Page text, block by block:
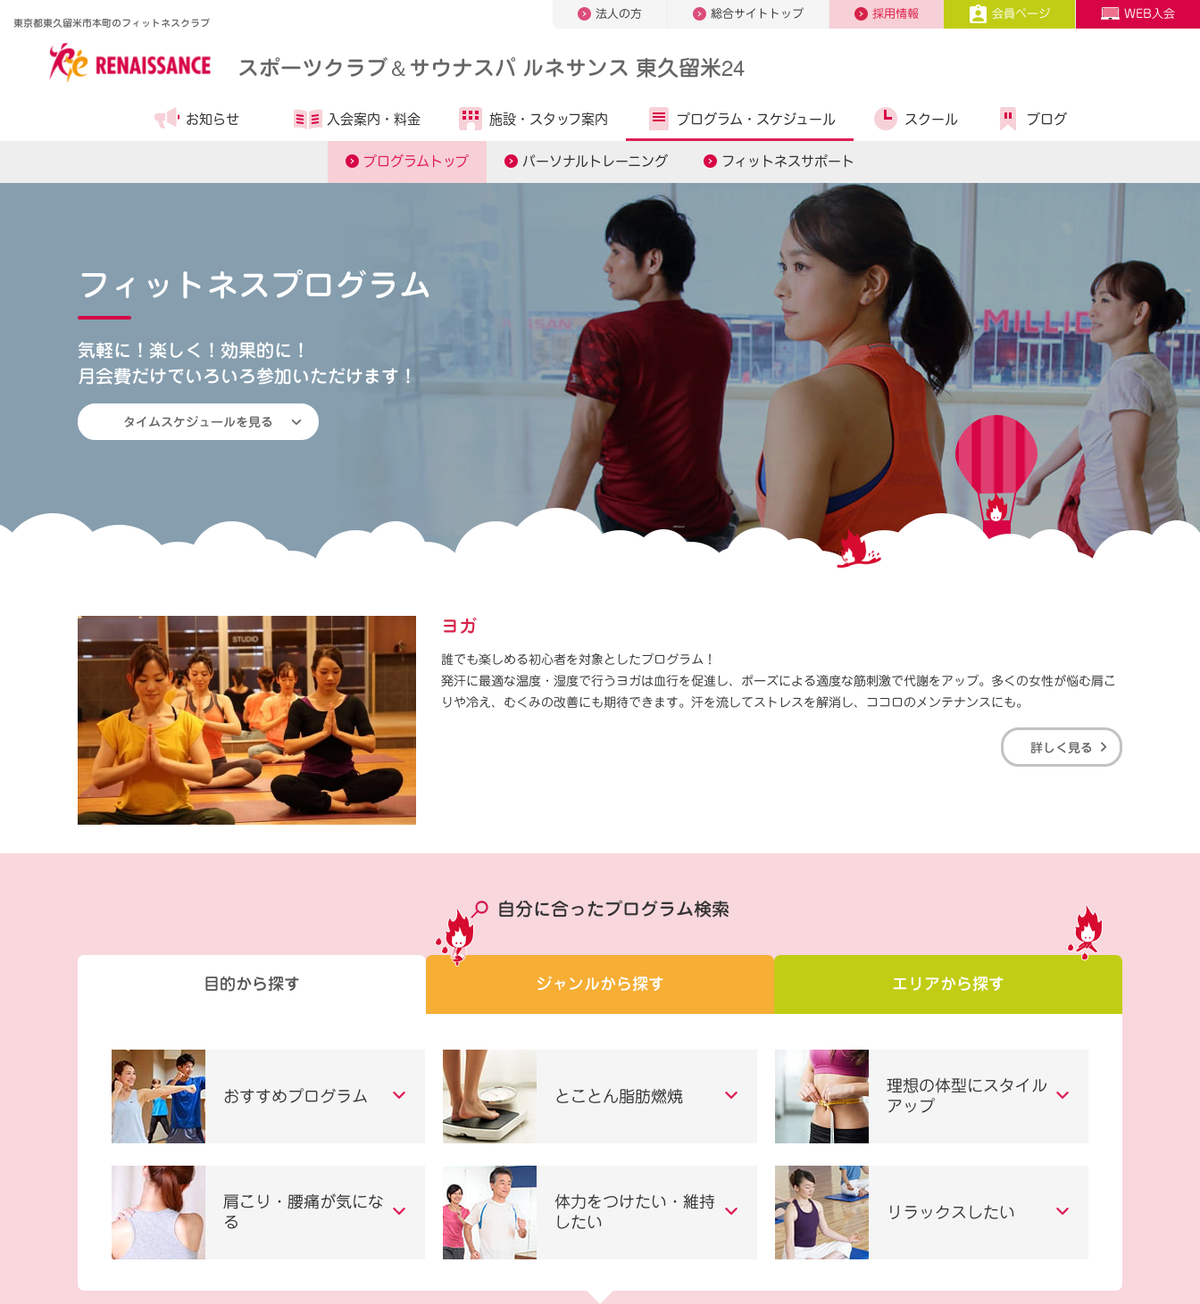
東京都東久留米市本町のフィットネスクラブ
法人の方 総合サイトトップ 採用情報 会員ページ WEB入会
スポーツクラブ＆サウナスパ ルネサンス 東久留米24
お知らせ 入会案内・ 料金 施設・ スタッフ案内 プログラム・ スケジュール
プログラムトップ パーソナルトレーニング フィットネスサポート
スクール ブログ
フィットネスプログラム
気軽に！楽しく！効果的に！
月会費だけでいろいろ参加いただけます！
タイムスケジュールを見る
ヨガ
誰でも楽しめる初心者を対象としたプログラム！
発汗に最適な温度・湿度で行うヨガは血行を促進し、ポーズによる適度な筋刺激で代謝をアップ。多くの女性が悩む肩こ
りや冷え、むくみの改善にも期待できます。汗を流してストレスを解消し、ココロのメンテナンスにも。
詳しく見る
自分に合ったプログラム検索
目的から探す ジャンルから探す エリアから探す
おすすめプログラム とことん脂肪燃焼
理想の体型にスタイル
アップ
肩こり・腰痛が気にな
る
体力をつけたい・維持
したい
リラックスしたい